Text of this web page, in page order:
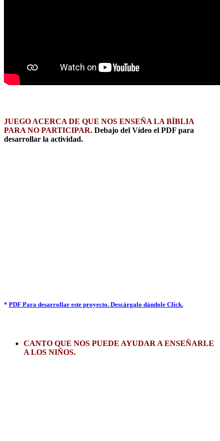
JUEGO ACERCA DE QUE NOS ENSEÑA LA BÍBLIA
PARA NO PARTICIPAR. Debajo del Vídeo el PDF para
desarrollar la actividad.
* PDF Para desarrollar este proyecto. Descárgalo dándole Click.
CANTO QUE NOS PUEDE AYUDAR A ENSEÑARLE
A LOS NIÑOS.